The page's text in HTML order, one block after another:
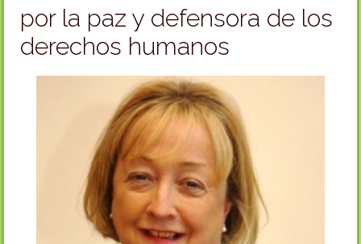
por la paz y defensora de los
derechos humanos